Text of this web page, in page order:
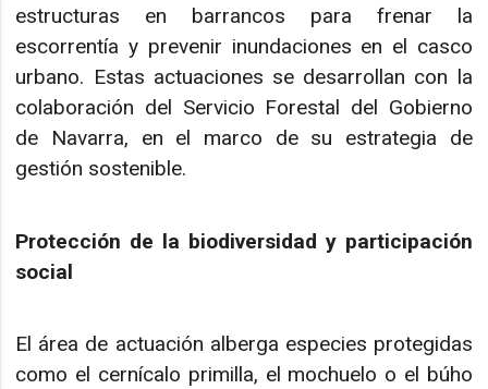
estructuras en barrancos para frenar la
escorrentía y prevenir inundaciones en el casco
urbano. Estas actuaciones se desarrollan con la
colaboración del Servicio Forestal del Gobierno
de Navarra, en el marco de su estrategia de
gestión sostenible.
Protección de la biodiversidad y participación
social
El área de actuación alberga especies protegidas
como el cernícalo primilla, el mochuelo o el búho